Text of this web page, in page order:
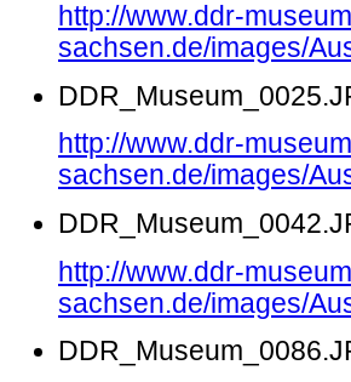
http://www.ddr-
sachsen.de/images/
http://www.ddr-
sachsen.de/images/
http://www.ddr-
sachsen.de/images/